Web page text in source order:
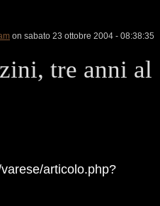
on sabato 23 ottobre 2004 - 08:38:35
tre anni al
articolo.php?